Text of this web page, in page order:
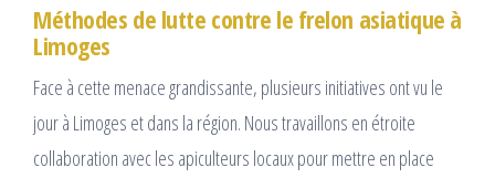
Méthodes de lutte contre le frelon asiatique à
Limoges
Face à cette menace grandissante, plusieurs initiatives ont vu le
jour à Limoges et dans la région. Nous travaillons en étroite
collaboration avec les apiculteurs locaux pour mettre en place